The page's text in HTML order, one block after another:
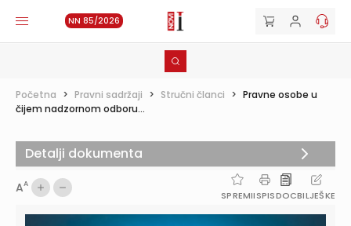
NN 85/2026
Početna > Pravni sadržaji > Stručni članci > Pravne osobe u
čijem nadzornom odboru...
AA
SPREMIISPISDOCBILJEŠKE
Detalji dokumenta